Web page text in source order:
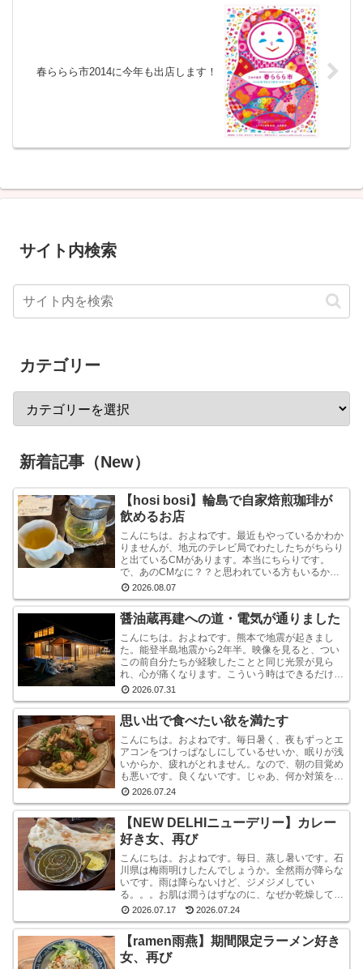
春ららら市2014に今年も出店します！
サイト内検索
カテゴリー
新着記事（New）
【hosi bosi】輪島で自家焙煎珈琲が
飲めるお店
こんにちは。およねです。最近もやっているかわか
りませんが、地元のテレビ局でわたしたちがちらり
と出ているCMがあります。本当にちらりです。
で、あのCMなに？？と思われている方もいるかも
しれませんが、あれは『石川県信用保証協会』とい
2026.08.07
醤油蔵再建への道・電気が通りました
こんにちは。およねです。熊本で地震が起きまし
た。能登半島地震から2年半。映像を見ると、つい
この前自分たちが経験したことと同じ光景が見ら
れ、心が痛くなります。こういう時はできるだけ情
報から離れたほうがいいと言いますが・・・気にな
2026.07.31
思い出で食べたい欲を満たす
こんにちは。およねです。毎日暑く、夜もずっとエ
アコンをつけっぱなしにしているせいか、眠りが浅
いからか、疲れがとれません。なので、朝の目覚め
も悪いです。良くないです。じゃあ、何か対策をし
ているかと言われれば、何もしていません。いや、
2026.07.24
【NEW DELHIニューデリー】カレー
好き女、再び
こんにちは。およねです。毎日、蒸し暑いです。石
川県は梅雨明けしたんでしょうか。全然雨が降らな
いです。雨は降らないけど、ジメジメしてい
る。。。お肌は潤うはずなのに、なぜか乾燥してい
ます。しかも、おでこと片方のこめかみだけ。年
2026.07.17 2026.07.24
【ramen雨燕】期間限定ラーメン好き
女、再び